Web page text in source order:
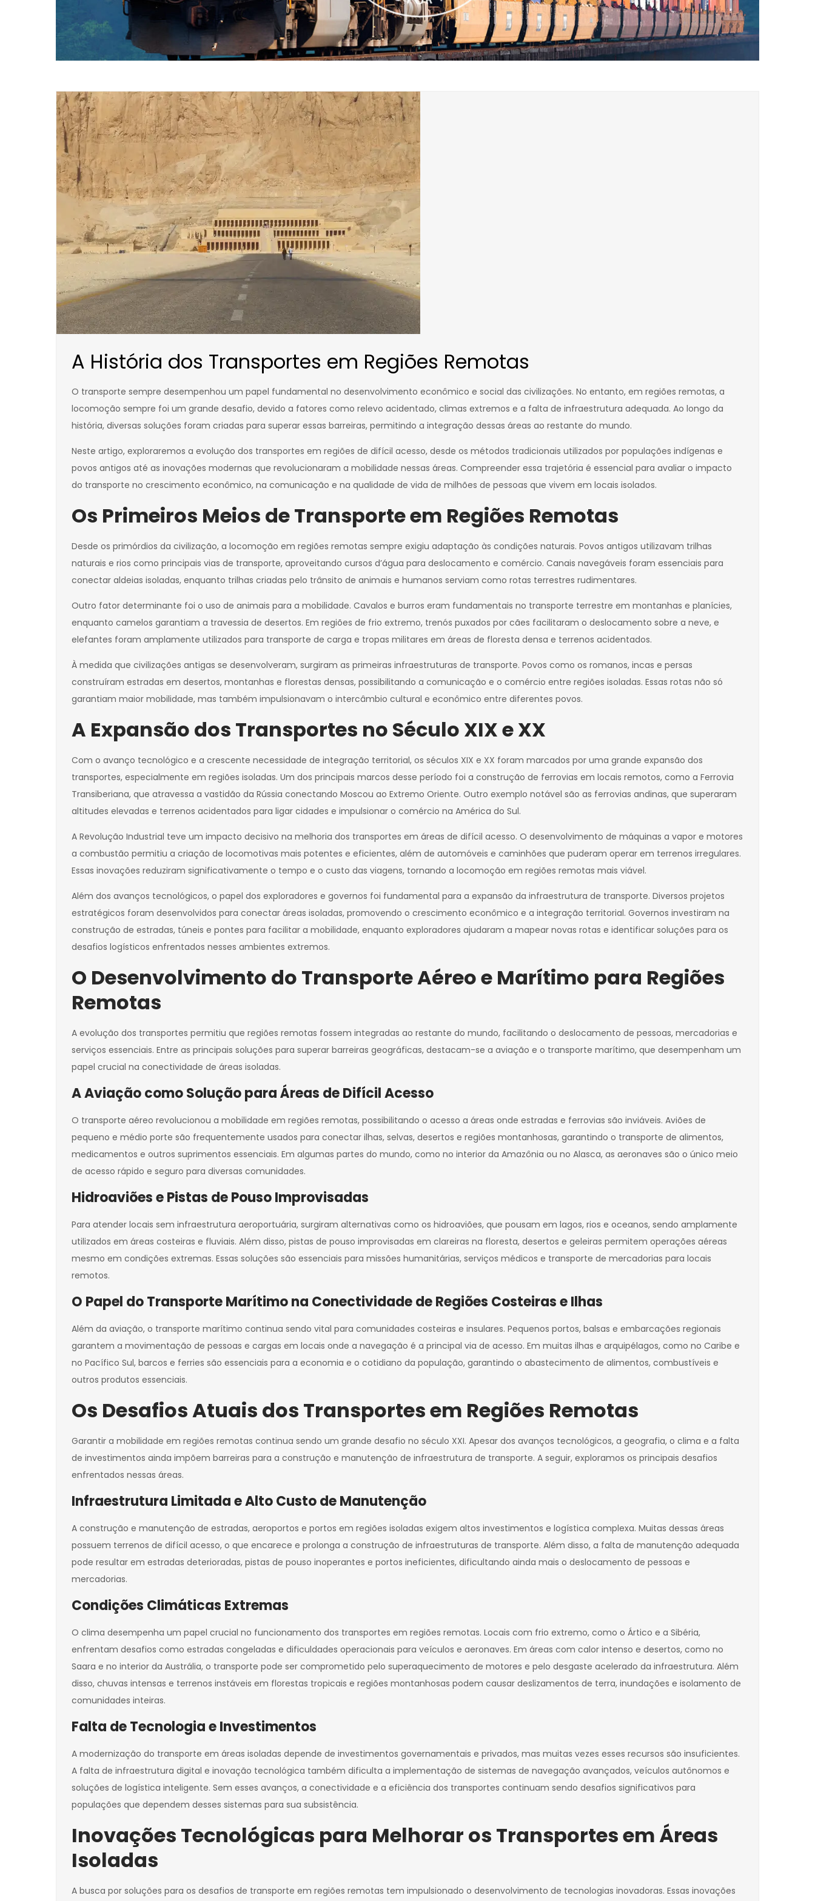
A História dos Transportes em Regiões Remotas
O transporte sempre desempenhou um papel fundamental no desenvolvimento econômico e social das civilizações. No entanto, em regiões remotas, a
locomoção sempre foi um grande desafio, devido a fatores como relevo acidentado, climas extremos e a falta de infraestrutura adequada. Ao longo da
história, diversas soluções foram criadas para superar essas barreiras, permitindo a integração dessas áreas ao restante do mundo.
Neste artigo, exploraremos a evolução dos transportes em regiões de difícil acesso, desde os métodos tradicionais utilizados por populações indígenas e
povos antigos até as inovações modernas que revolucionaram a mobilidade nessas áreas. Compreender essa trajetória é essencial para avaliar o impacto
do transporte no crescimento econômico, na comunicação e na qualidade de vida de milhões de pessoas que vivem em locais isolados.
Os Primeiros Meios de Transporte em Regiões Remotas
Desde os primórdios da civilização, a locomoção em regiões remotas sempre exigiu adaptação às condições naturais. Povos antigos utilizavam trilhas
naturais e rios como principais vias de transporte, aproveitando cursos d’água para deslocamento e comércio. Canais navegáveis foram essenciais para
conectar aldeias isoladas, enquanto trilhas criadas pelo trânsito de animais e humanos serviam como rotas terrestres rudimentares.
Outro fator determinante foi o uso de animais para a mobilidade. Cavalos e burros eram fundamentais no transporte terrestre em montanhas e planícies,
enquanto camelos garantiam a travessia de desertos. Em regiões de frio extremo, trenós puxados por cães facilitaram o deslocamento sobre a neve, e
elefantes foram amplamente utilizados para transporte de carga e tropas militares em áreas de floresta densa e terrenos acidentados.
À medida que civilizações antigas se desenvolveram, surgiram as primeiras infraestruturas de transporte. Povos como os romanos, incas e persas
construíram estradas em desertos, montanhas e florestas densas, possibilitando a comunicação e o comércio entre regiões isoladas. Essas rotas não só
garantiam maior mobilidade, mas também impulsionavam o intercâmbio cultural e econômico entre diferentes povos.
A Expansão dos Transportes no Século XIX e XX
Com o avanço tecnológico e a crescente necessidade de integração territorial, os séculos XIX e XX foram marcados por uma grande expansão dos
transportes, especialmente em regiões isoladas. Um dos principais marcos desse período foi a construção de ferrovias em locais remotos, como a Ferrovia
Transiberiana, que atravessa a vastidão da Rússia conectando Moscou ao Extremo Oriente. Outro exemplo notável são as ferrovias andinas, que superaram
altitudes elevadas e terrenos acidentados para ligar cidades e impulsionar o comércio na América do Sul.
A Revolução Industrial teve um impacto decisivo na melhoria dos transportes em áreas de difícil acesso. O desenvolvimento de máquinas a vapor e motores
a combustão permitiu a criação de locomotivas mais potentes e eficientes, além de automóveis e caminhões que puderam operar em terrenos irregulares.
Essas inovações reduziram significativamente o tempo e o custo das viagens, tornando a locomoção em regiões remotas mais viável.
Além dos avanços tecnológicos, o papel dos exploradores e governos foi fundamental para a expansão da infraestrutura de transporte. Diversos projetos
estratégicos foram desenvolvidos para conectar áreas isoladas, promovendo o crescimento econômico e a integração territorial. Governos investiram na
construção de estradas, túneis e pontes para facilitar a mobilidade, enquanto exploradores ajudaram a mapear novas rotas e identificar soluções para os
desafios logísticos enfrentados nesses ambientes extremos.
O Desenvolvimento do Transporte Aéreo e Marítimo para Regiões
Remotas
A evolução dos transportes permitiu que regiões remotas fossem integradas ao restante do mundo, facilitando o deslocamento de pessoas, mercadorias e
serviços essenciais. Entre as principais soluções para superar barreiras geográficas, destacam-se a aviação e o transporte marítimo, que desempenham um
papel crucial na conectividade de áreas isoladas.
A Aviação como Solução para Áreas de Difícil Acesso
O transporte aéreo revolucionou a mobilidade em regiões remotas, possibilitando o acesso a áreas onde estradas e ferrovias são inviáveis. Aviões de
pequeno e médio porte são frequentemente usados para conectar ilhas, selvas, desertos e regiões montanhosas, garantindo o transporte de alimentos,
medicamentos e outros suprimentos essenciais. Em algumas partes do mundo, como no interior da Amazônia ou no Alasca, as aeronaves são o único meio
de acesso rápido e seguro para diversas comunidades.
Hidroaviões e Pistas de Pouso Improvisadas
Para atender locais sem infraestrutura aeroportuária, surgiram alternativas como os hidroaviões, que pousam em lagos, rios e oceanos, sendo amplamente
utilizados em áreas costeiras e fluviais. Além disso, pistas de pouso improvisadas em clareiras na floresta, desertos e geleiras permitem operações aéreas
mesmo em condições extremas. Essas soluções são essenciais para missões humanitárias, serviços médicos e transporte de mercadorias para locais
remotos.
O Papel do Transporte Marítimo na Conectividade de Regiões Costeiras e Ilhas
Além da aviação, o transporte marítimo continua sendo vital para comunidades costeiras e insulares. Pequenos portos, balsas e embarcações regionais
garantem a movimentação de pessoas e cargas em locais onde a navegação é a principal via de acesso. Em muitas ilhas e arquipélagos, como no Caribe e
no Pacífico Sul, barcos e ferries são essenciais para a economia e o cotidiano da população, garantindo o abastecimento de alimentos, combustíveis e
outros produtos essenciais.
Os Desafios Atuais dos Transportes em Regiões Remotas
Garantir a mobilidade em regiões remotas continua sendo um grande desafio no século XXI. Apesar dos avanços tecnológicos, a geografia, o clima e a falta
de investimentos ainda impõem barreiras para a construção e manutenção de infraestrutura de transporte. A seguir, exploramos os principais desafios
enfrentados nessas áreas.
Infraestrutura Limitada e Alto Custo de Manutenção
A construção e manutenção de estradas, aeroportos e portos em regiões isoladas exigem altos investimentos e logística complexa. Muitas dessas áreas
possuem terrenos de difícil acesso, o que encarece e prolonga a construção de infraestruturas de transporte. Além disso, a falta de manutenção adequada
pode resultar em estradas deterioradas, pistas de pouso inoperantes e portos ineficientes, dificultando ainda mais o deslocamento de pessoas e
mercadorias.
Condições Climáticas Extremas
O clima desempenha um papel crucial no funcionamento dos transportes em regiões remotas. Locais com frio extremo, como o Ártico e a Sibéria,
enfrentam desafios como estradas congeladas e dificuldades operacionais para veículos e aeronaves. Em áreas com calor intenso e desertos, como no
Saara e no interior da Austrália, o transporte pode ser comprometido pelo superaquecimento de motores e pelo desgaste acelerado da infraestrutura. Além
disso, chuvas intensas e terrenos instáveis em florestas tropicais e regiões montanhosas podem causar deslizamentos de terra, inundações e isolamento de
comunidades inteiras.
Falta de Tecnologia e Investimentos
A modernização do transporte em áreas isoladas depende de investimentos governamentais e privados, mas muitas vezes esses recursos são insuficientes.
A falta de infraestrutura digital e inovação tecnológica também dificulta a implementação de sistemas de navegação avançados, veículos autônomos e
soluções de logística inteligente. Sem esses avanços, a conectividade e a eficiência dos transportes continuam sendo desafios significativos para
populações que dependem desses sistemas para sua subsistência.
Inovações Tecnológicas para Melhorar os Transportes em Áreas
Isoladas
A busca por soluções para os desafios de transporte em regiões remotas tem impulsionado o desenvolvimento de tecnologias inovadoras. Essas inovações